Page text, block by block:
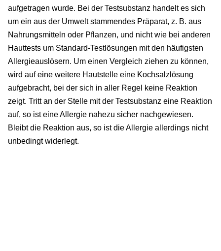
aufgetragen wurde. Bei der Testsubstanz handelt es sich
um ein aus der Umwelt stammendes Präparat, z. B. aus
Nahrungsmitteln oder Pflanzen, und nicht wie bei anderen
Hauttests um Standard-Testlösungen mit den häufigsten
Allergieauslösern. Um einen Vergleich ziehen zu können,
wird auf eine weitere Hautstelle eine Kochsalzlösung
aufgebracht, bei der sich in aller Regel keine Reaktion
zeigt. Tritt an der Stelle mit der Testsubstanz eine Reaktion
auf, so ist eine Allergie nahezu sicher nachgewiesen.
Bleibt die Reaktion aus, so ist die Allergie allerdings nicht
unbedingt widerlegt.